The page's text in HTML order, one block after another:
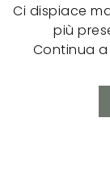
Ci dispiace
più
Continua